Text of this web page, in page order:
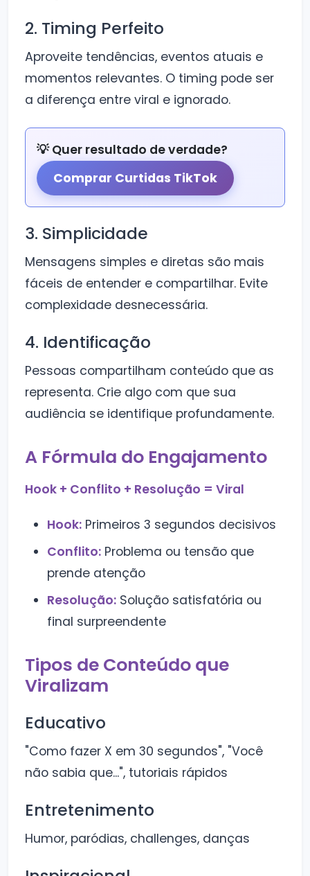
2. Timing Perfeito
Aproveite tendências, eventos atuais e
momentos relevantes. O timing pode ser
a diferença entre viral e ignorado.
💡 Quer resultado de verdade?
Comprar Curtidas TikTok
3. Simplicidade
Mensagens simples e diretas são mais
fáceis de entender e compartilhar. Evite
complexidade desnecessária.
4. Identificação
Pessoas compartilham conteúdo que as
representa. Crie algo com que sua
audiência se identifique profundamente.
A Fórmula do Engajamento
Hook + Conflito + Resolução = Viral
Hook: Primeiros 3 segundos decisivos
Conflito: Problema ou tensão que
prende atenção
Resolução: Solução satisfatória ou
final surpreendente
Tipos de Conteúdo que
Viralizam
Educativo
"Como fazer X em 30 segundos", "Você
não sabia que...", tutoriais rápidos
Entretenimento
Humor, paródias, challenges, danças